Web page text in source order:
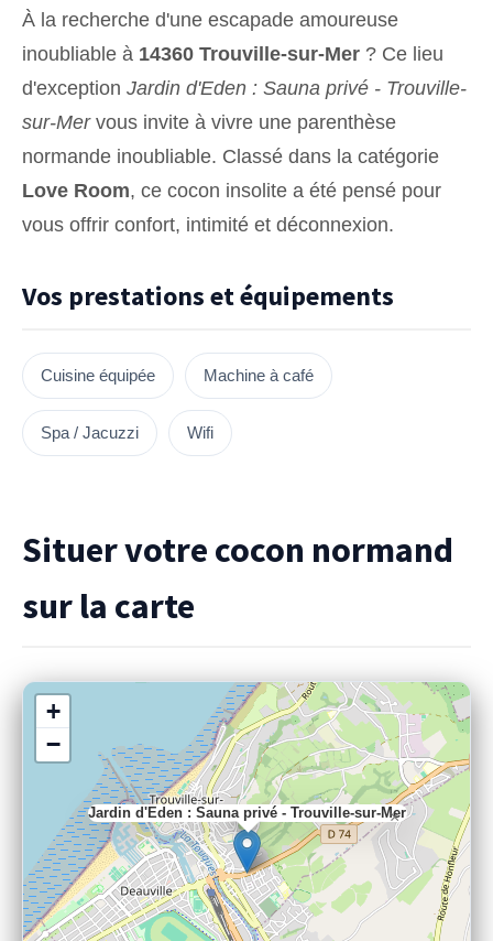
À la recherche d'une escapade amoureuse
inoubliable à 14360 Trouville-sur-Mer ? Ce lieu
d'exception Jardin d'Eden : Sauna privé - Trouville-
sur-Mervous invite à vivre une parenthèse
normande inoubliable. Classé dans la catégorie
Love Room, ce cocon insolite a été pensé pour
vous offrir confort, intimité et déconnexion.
Vos prestations et équipements
Cuisine équipée Machine à café
Spa / Jacuzzi Wifi
Situer votre cocon normand
sur la carte
Jardin d'Eden : Sauna privé - Trouville-sur-Mer
×
+
−